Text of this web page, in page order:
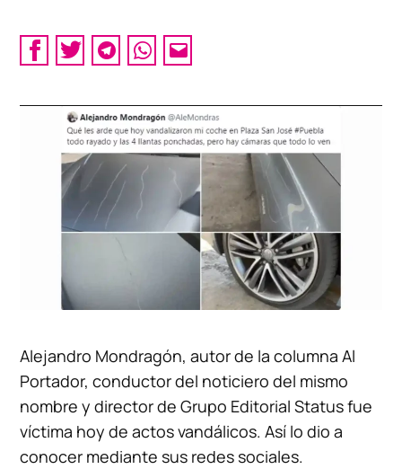
Alejandro Mondragón, autor de la columna Al
Portador, conductor del noticiero del mismo
nombre y director de Grupo Editorial Status fue
víctima hoy de actos vandálicos. Así lo dio a
conocer mediante sus redes sociales.